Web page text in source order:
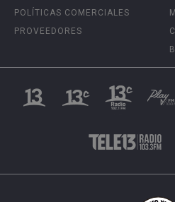
POLÍTICAS COMERCIALES
PROVEEDORES